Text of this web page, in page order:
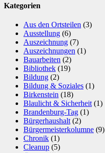
Kategorien
Aus den Ortsteilen (3)
Ausstellung (6)
Auszeichnung (7)
Auszeichnungen (1)
Bauarbeiten (2)
Bibliothek (19)
Bildung (2)
Bildung & Soziales (1)
Birkenstein (18)
Blaulicht & Sicherheit(1)
Brandenburg-Tag (1)
Bürgerhaushalt(2)
Bürgermeisterkolumne (9)
Chronik (1)
Cleanup (5)